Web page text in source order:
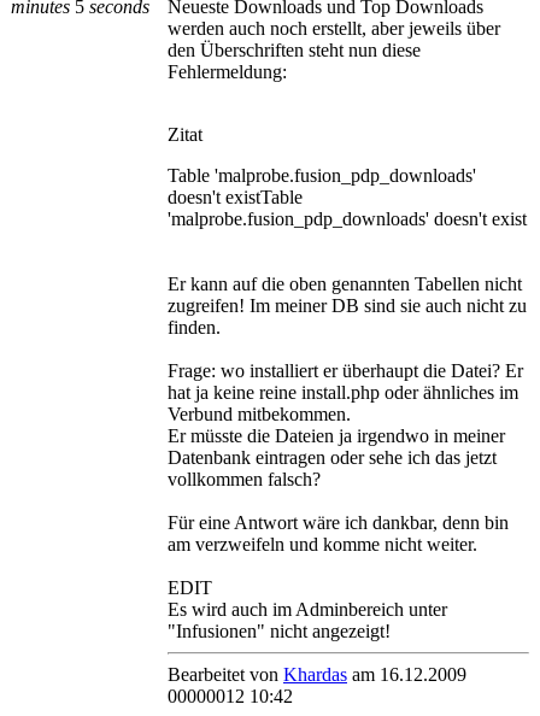
minutes 5 seconds
Neueste Downloads und Top Downloads
werden auch noch erstellt, aber jeweils über
den Überschriften steht nun diese
Fehlermeldung:
Zitat
Table 'malprobe.fusion_pdp_downloads'
doesn't existTable
'malprobe.fusion_pdp_downloads' doesn't exist
Er kann auf die oben genannten Tabellen nicht
zugreifen! Im meiner DB sind sie auch nicht zu
finden.
Frage: wo installiert er überhaupt die Datei? Er
hat ja keine reine install.php oder ähnliches im
Verbund mitbekommen.
Er müsste die Dateien ja irgendwo in meiner
Datenbank eintragen oder sehe ich das jetzt
vollkommen falsch?
Für eine Antwort wäre ich dankbar, denn bin
am verzweifeln und komme nicht weiter.
EDIT
Es wird auch im Adminbereich unter
"Infusionen" nicht angezeigt!
Bearbeitet von Khardas am 16.12.2009
00000012 10:42